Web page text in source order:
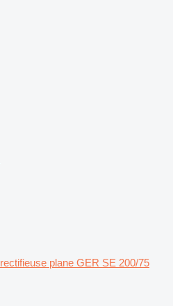
rectifieuse plane GER SE 200/75